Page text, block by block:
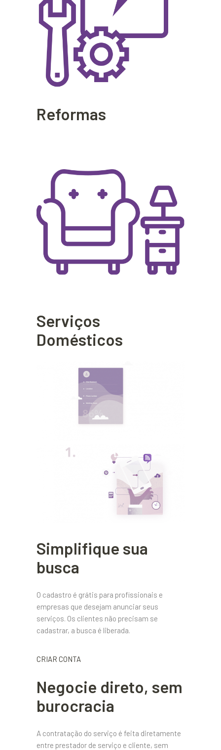
Reformas
Serviços
Domésticos
Simplifique sua
busca
O cadastro é grátis para profissionais e
empresas que desejam anunciar seus
serviços. Os clientes não precisam se
cadastrar, a busca é liberada.
CRIAR CONTA
Negocie direto, sem
burocracia
A contratação do serviço é feita diretamente
entre prestador de serviço e cliente, sem